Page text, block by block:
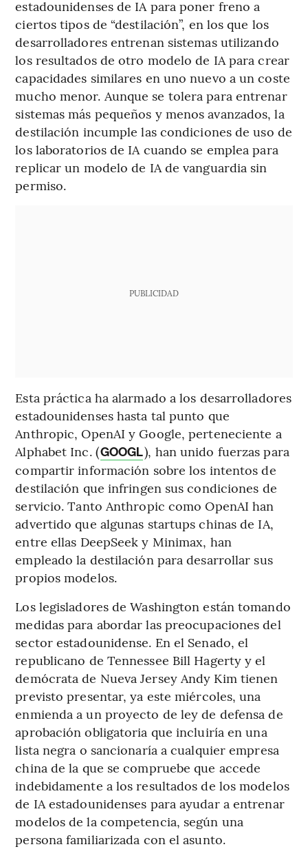
estadounidenses de IA para poner freno a
ciertos tipos de “destilación”, en los que los
desarrolladores entrenan sistemas utilizando
los resultados de otro modelo de IA para crear
capacidades similares en uno nuevo a un coste
mucho menor. Aunque se tolera para entrenar
sistemas más pequeños y menos avanzados, la
destilación incumple las condiciones de uso de
los laboratorios de IA cuando se emplea para
replicar un modelo de IA de vanguardia sin
permiso.
PUBLICIDAD
Esta práctica ha alarmado a los desarrolladores
estadounidenses hasta tal punto que
Anthropic, OpenAI y Google, perteneciente a
Alphabet Inc. (GOOGL), han unido fuerzas para
compartir información sobre los intentos de
destilación que infringen sus condiciones de
servicio. Tanto Anthropic como OpenAI han
advertido que algunas startups chinas de IA,
entre ellas DeepSeek y Minimax, han
empleado la destilación para desarrollar sus
propios modelos.
Los legisladores de Washington están tomando
medidas para abordar las preocupaciones del
sector estadounidense. En el Senado, el
republicano de Tennessee Bill Hagerty y el
demócrata de Nueva Jersey Andy Kim tienen
previsto presentar, ya este miércoles, una
enmienda a un proyecto de ley de defensa de
aprobación obligatoria que incluiría en una
lista negra o sancionaría a cualquier empresa
china de la que se compruebe que accede
indebidamente a los resultados de los modelos
de IA estadounidenses para ayudar a entrenar
modelos de la competencia, según una
persona familiarizada con el asunto.